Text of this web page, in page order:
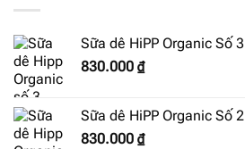
Sữa dê HiPP Organic Số 3
830.000 ₫
Sữa dê HiPP Organic Số 2
830.000 ₫